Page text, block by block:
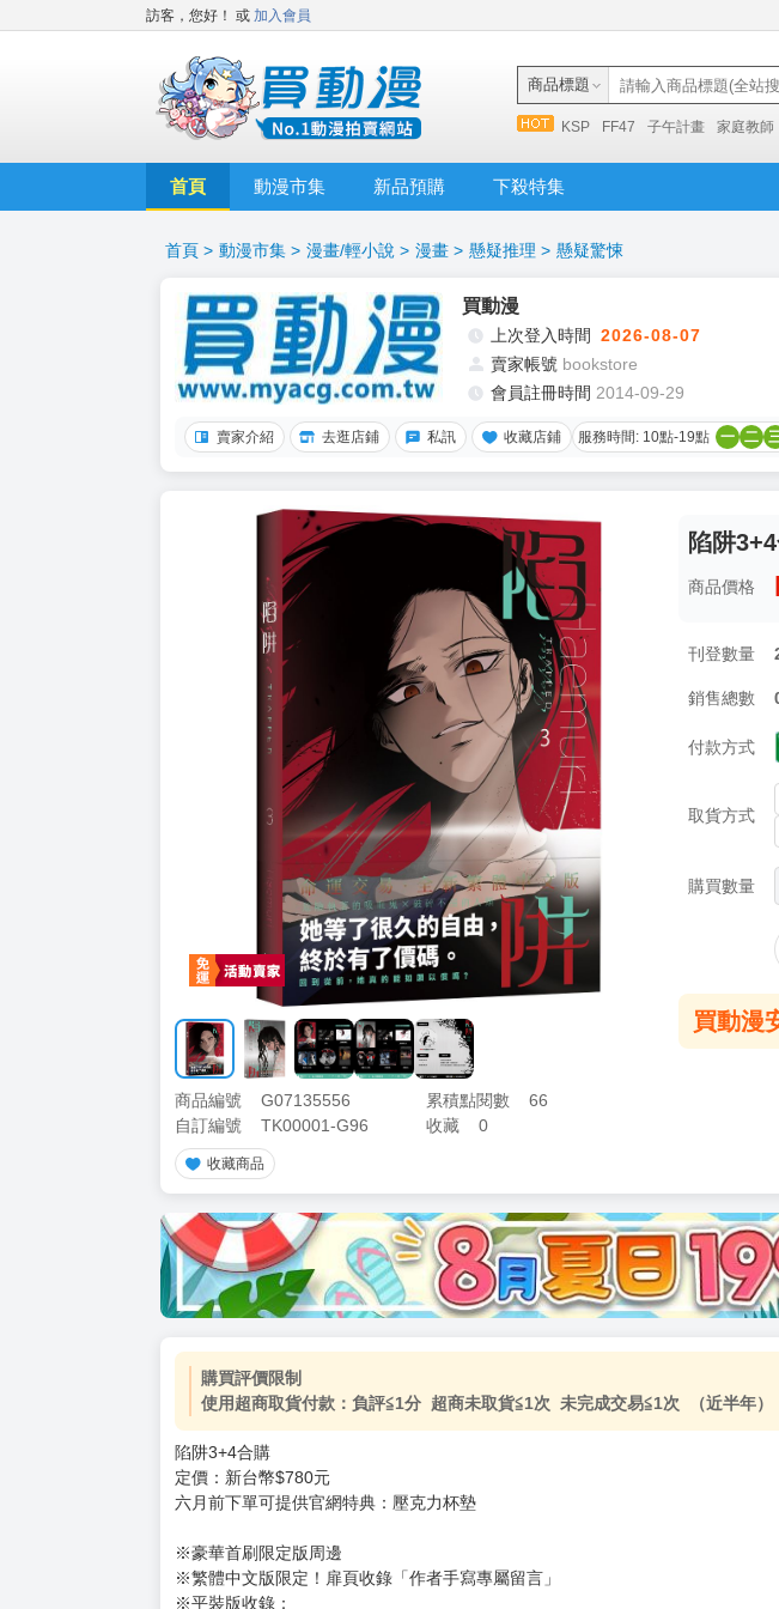
訪客，您好！ 或 加入會員
商品標題
KSP FF47 子午計畫 家庭教師
首頁 動漫市集 新品預購 下殺特集
首頁 > 動漫市集 > 漫畫/輕小說 > 漫畫 > 懸疑推理 > 懸疑驚悚
買動漫
上次登入時間 2026-08-07
賣家帳號 bookstore
會員註冊時間 2014-09-29
賣家介紹 去逛店鋪 私訊 收藏店鋪 服務時間: 10點-19點 一 二
商品編號 G07135556 累積點閱數
66
自訂編號
TK00001-G96 收藏 0
收藏商品
陷阱
商品價格
刊登數量
銷售總數
付款方式
取貨方式
購買數量
買動漫
加價購 ( 共
(加購品) 買動漫★《$15元-加固紙箱包裝》
-
+